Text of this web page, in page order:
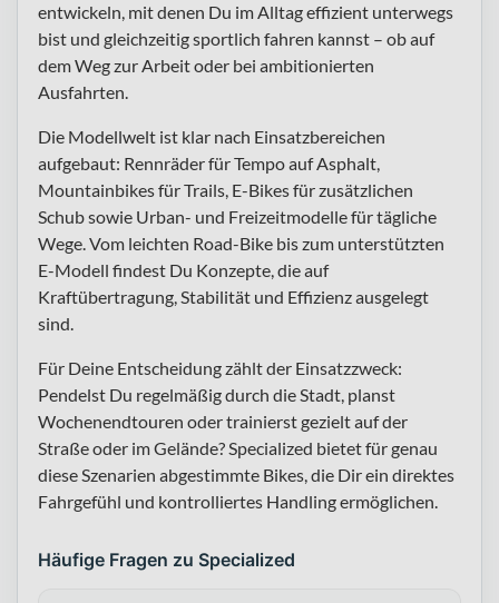
entwickeln, mit denen Du im Alltag effizient unterwegs
bist und gleichzeitig sportlich fahren kannst – ob auf
dem Weg zur Arbeit oder bei ambitionierten
Ausfahrten.
Die Modellwelt ist klar nach Einsatzbereichen
aufgebaut: Rennräder für Tempo auf Asphalt,
Mountainbikes für Trails, E-Bikes für zusätzlichen
Schub sowie Urban- und Freizeitmodelle für tägliche
Wege. Vom leichten Road-Bike bis zum unterstützten
E-Modell findest Du Konzepte, die auf
Kraftübertragung, Stabilität und Effizienz ausgelegt
sind.
Für Deine Entscheidung zählt der Einsatzzweck:
Pendelst Du regelmäßig durch die Stadt, planst
Wochenendtouren oder trainierst gezielt auf der
Straße oder im Gelände? Specialized bietet für genau
diese Szenarien abgestimmte Bikes, die Dir ein direktes
Fahrgefühl und kontrolliertes Handling ermöglichen.
Häufige Fragen zu Specialized